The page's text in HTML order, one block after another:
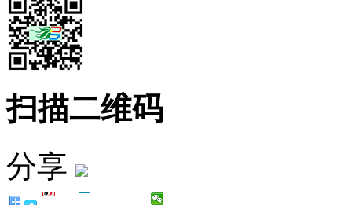
扫描二维码
分享